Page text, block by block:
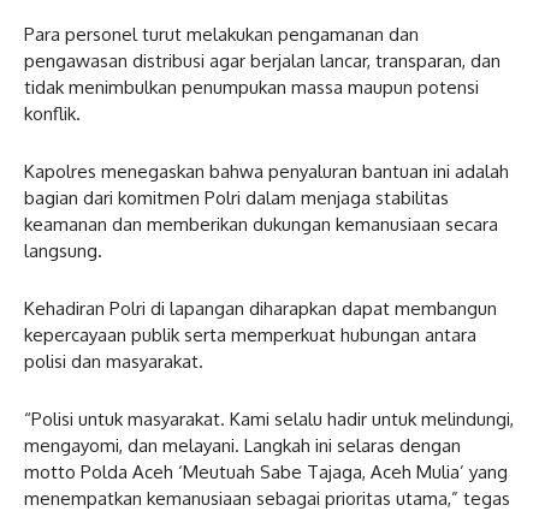
Para personel turut melakukan pengamanan dan
pengawasan distribusi agar berjalan lancar, transparan, dan
tidak menimbulkan penumpukan massa maupun potensi
konflik.
Kapolres menegaskan bahwa penyaluran bantuan ini adalah
bagian dari komitmen Polri dalam menjaga stabilitas
keamanan dan memberikan dukungan kemanusiaan secara
langsung.
Kehadiran Polri di lapangan diharapkan dapat membangun
kepercayaan publik serta memperkuat hubungan antara
polisi dan masyarakat.
“Polisi untuk masyarakat. Kami selalu hadir untuk melindungi,
mengayomi, dan melayani. Langkah ini selaras dengan
motto Polda Aceh ‘Meutuah Sabe Tajaga, Aceh Mulia’ yang
menempatkan kemanusiaan sebagai prioritas utama,” tegas